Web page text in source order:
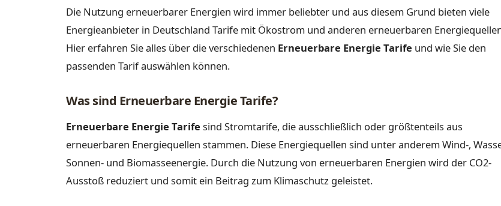
Die Nutzung erneuerbarer Energien wird immer beliebter und aus diesem Grund bieten viele
Energieanbieter in Deutschland Tarife mit Ökostrom und anderen erneuerbaren
Hier erfahren Sie alles über die verschiedenen Erneuerbare Energie Tarife und wie Sie den
passenden Tarif auswählen können.
Was sind Erneuerbare Energie Tarife?
Erneuerbare Energie Tarife sind Stromtarife, die ausschließlich oder größtenteils aus
erneuerbaren Energiequellen stammen. Diese Energiequellen sind unter anderem Wind-,
Sonnen- und Biomasseenergie. Durch die Nutzung von erneuerbaren Energien wird der CO2-
Ausstoß reduziert und somit ein Beitrag zum Klimaschutz geleistet.